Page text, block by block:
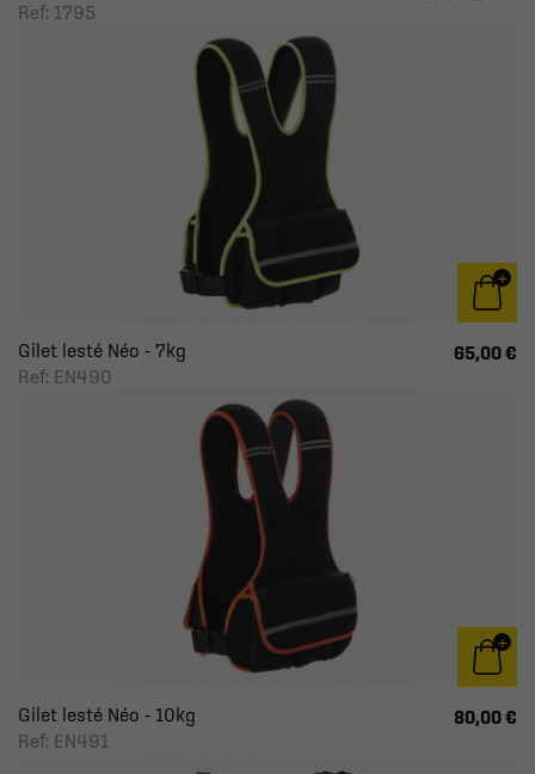
Ref: 1795
Gilet lesté Néo - 7kg
Ref: EN490
65,00 €
Gilet lesté Néo - 10kg
Ref: EN491
80,00 €